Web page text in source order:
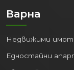
Варна
Недвижими
Едностайни